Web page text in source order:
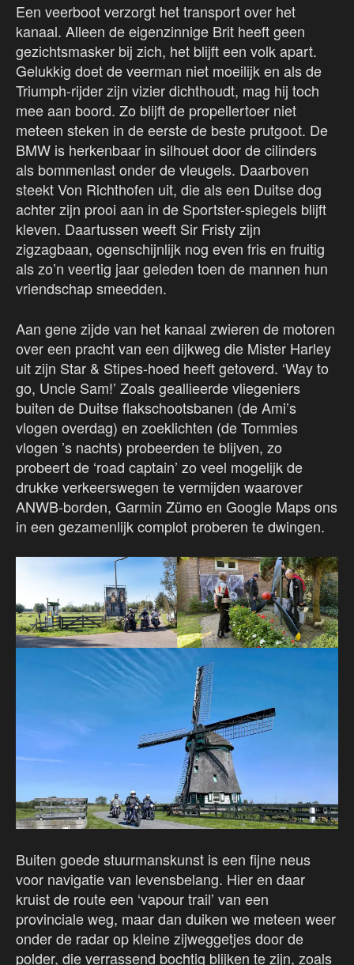
Een veerboot verzorgt het transport over het
kanaal. Alleen de eigenzinnige Brit heeft geen
gezichtsmasker bij zich, het blijft een volk apart.
Gelukkig doet de veerman niet moeilijk en als de
Triumph-rijder zijn vizier dichthoudt, mag hij toch
mee aan boord. Zo blijft de propellertoer niet
meteen steken in de eerste de beste prutgoot. De
BMW is herkenbaar in silhouet door de cilinders
als bommenlast onder de vleugels. Daarboven
steekt Von Richthofen uit, die als een Duitse dog
achter zijn prooi aan in de Sportster-spiegels blijft
kleven. Daartussen weeft Sir Fristy zijn
zigzagbaan, ogenschijnlijk nog even fris en fruitig
als zo’n veertig jaar geleden toen de mannen hun
vriendschap smeedden.
Aan gene zijde van het kanaal zwieren de motoren
over een pracht van een dijkweg die Mister Harley
uit zijn Star & Stipes-hoed heeft getoverd. ‘Way to
go, Uncle Sam!’ Zoals geallieerde vliegeniers
buiten de Duitse flakschootsbanen (de Ami’s
vlogen overdag) en zoeklichten (de Tommies
vlogen ’s nachts) probeerden te blijven, zo
probeert de ‘road captain’ zo veel mogelijk de
drukke verkeerswegen te vermijden waarover
ANWB-borden, Garmin Zümo en Google Maps ons
in een gezamenlijk complot proberen te dwingen.
Buiten goede stuurmanskunst is een fijne neus
voor navigatie van levensbelang. Hier en daar
kruist de route een ‘vapour trail’ van een
provinciale weg, maar dan duiken we meteen weer
onder de radar op kleine zijweggetjes door de
polder, die verrassend bochtig blijken te zijn, zoals